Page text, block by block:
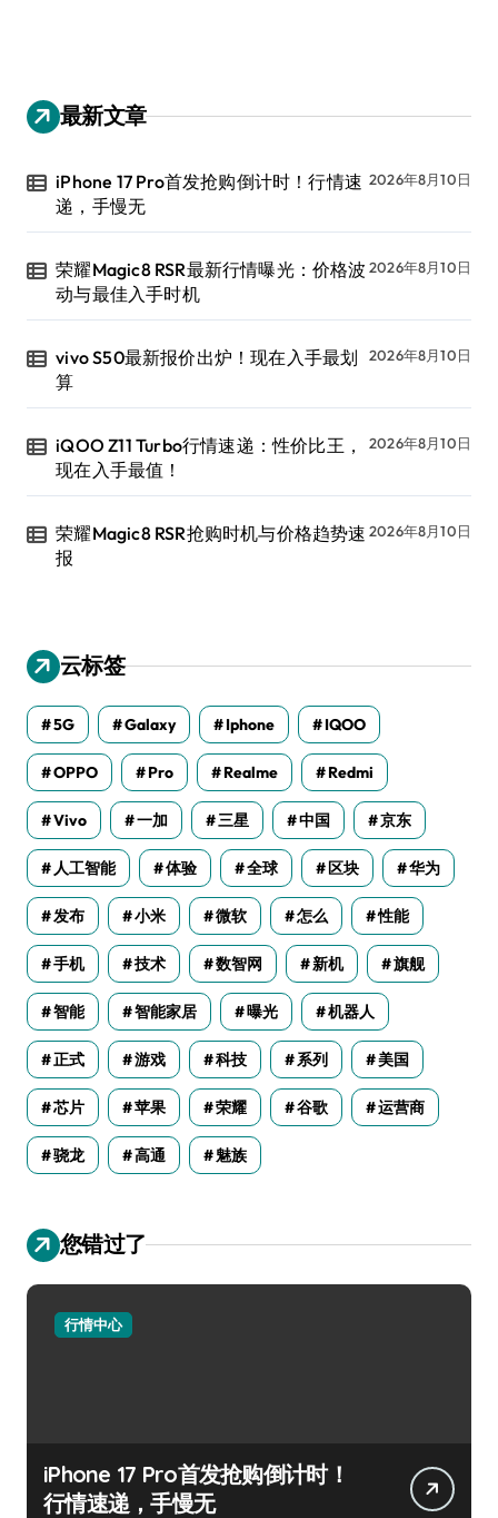
最新文章
iPhone 17 Pro首发抢购倒计时！行情速
递，手慢无
2026年8月10日
荣耀Magic8 RSR最新行情曝光：价格波
动与最佳入手时机
2026年8月10日
vivo S50最新报价出炉！现在入手最划
算
2026年8月10日
iQOO Z11 Turbo行情速递：性价比王，
现在入手最值！
2026年8月10日
荣耀Magic8 RSR抢购时机与价格趋势速
报
2026年8月10日
云标签
5G Galaxy Iphone IQOO
OPPO Pro Realme Redmi
Vivo 一加 三星 中国 京东
人工智能 体验 全球 区块 华为
发布 小米 微软 怎么 性能
手机 技术 数智网 新机 旗舰
智能 智能家居 曝光 机器人
正式 游戏 科技 系列 美国
芯片 苹果 荣耀 谷歌 运营商
骁龙 高通 魅族
您错过了
行情中心
iPhone 17 Pro首发抢购倒计时！
行情速递，手慢无